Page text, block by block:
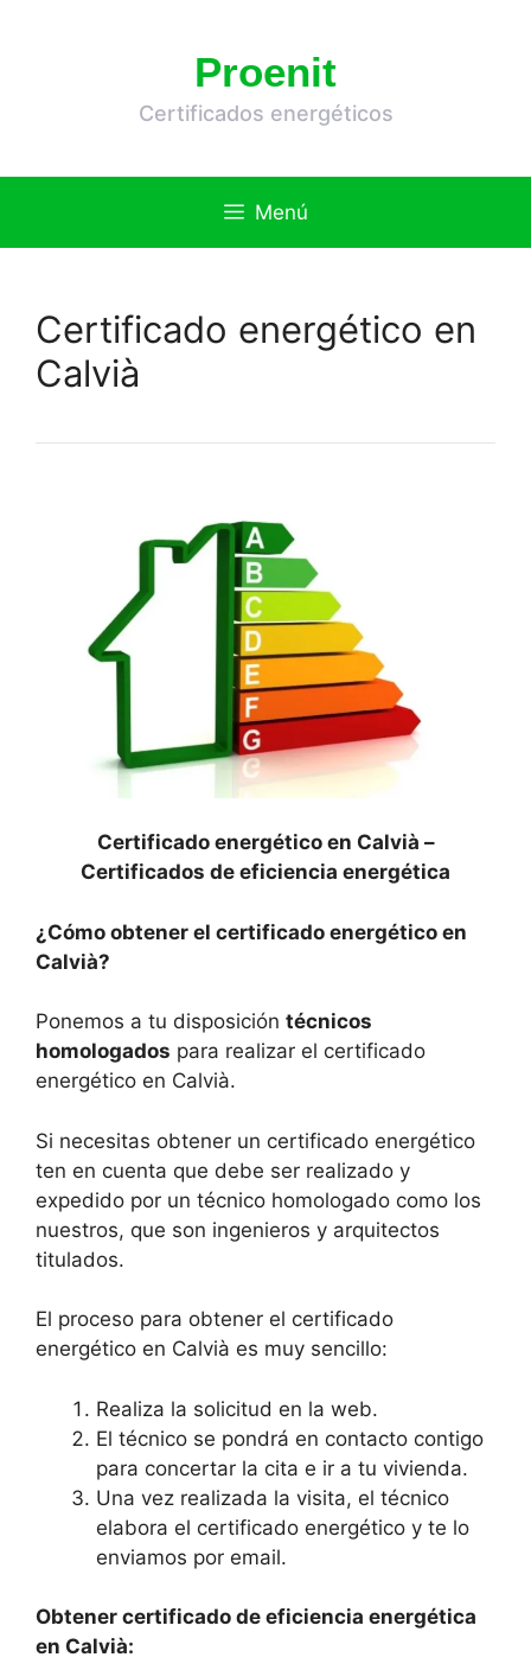
Proenit
Certificados energéticos
Menú
Certificado energético en
Calvià
Certificado energético en Calvià –
Certificados de eficiencia energética
¿Cómo obtener el certificado energético en
Calvià?
Ponemos a tu disposición técnicos
homologados para realizar el certificado
energético en Calvià.
Si necesitas obtener un certificado energético
ten en cuenta que debe ser realizado y
expedido por un técnico homologado como los
nuestros, que son ingenieros y arquitectos
titulados.
El proceso para obtener el certificado
energético en Calvià es muy sencillo:
Realiza la solicitud en la web.
El técnico se pondrá en contacto contigo
para concertar la cita e ir a tu vivienda.
Una vez realizada la visita, el técnico
elabora el certificado energético y te lo
enviamos por email.
Obtener certificado de eficiencia energética
en Calvià: